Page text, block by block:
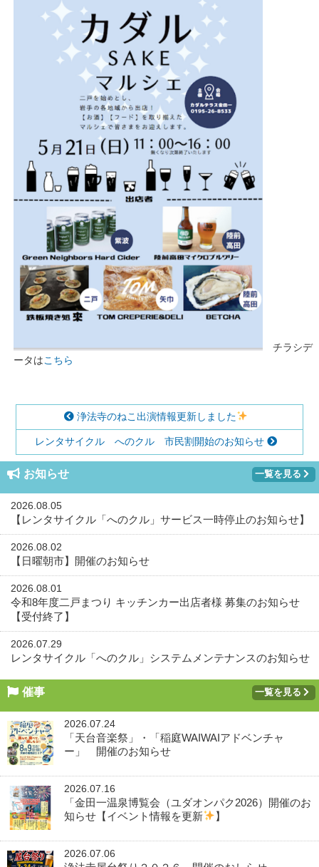
チラシデ
ータはこちら
浄法寺のねこ出演情報更新しました
レンタサイクル へのクル 市民割開始のお知らせ
お知らせ 一覧を見る
2026.08.05
【レンタサイクル「へのクル」サービス一時停止のお知らせ】
2026.08.02
【日曜朝市】開催のお知らせ
2026.08.01
令和8年度二戸まつり キッチンカー出店者様 募集のお知らせ
【受付終了】
2026.07.29
レンタサイクル「へのクル」システムメンテナンスのお知らせ
催事 一覧を見る
2026.07.24
「天台音楽祭」・「稲庭WAIWAIアドベンチャ
ー」 開催のお知らせ
2026.07.16
「金田一温泉博覧会（ユダオンパク2026）開催のお
知らせ【イベント情報を更新
】
2026.07.06